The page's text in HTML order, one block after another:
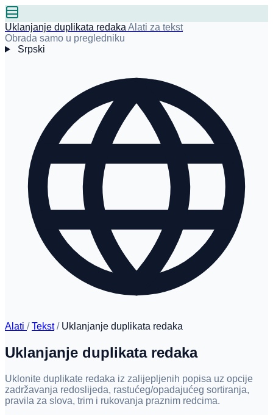
Uklanjanje duplikata redaka Alati za tekst
Obrada samo u pregledniku
Srpski
Alati / Tekst / Uklanjanje duplikata redaka
Uklanjanje duplikata redaka
Uklonite duplikate redaka iz zalijepljenih popisa uz opcije
zadržavanja redoslijeda, rastućeg/opadajućeg sortiranja,
pravila za slova, trim i rukovanja praznim redcima.